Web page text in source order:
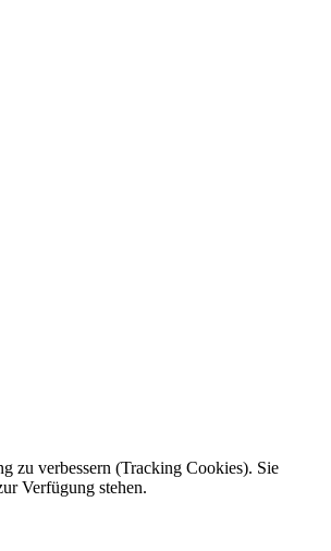
zu verbessern (Tracking Cookies). Sie
Verfügung stehen.